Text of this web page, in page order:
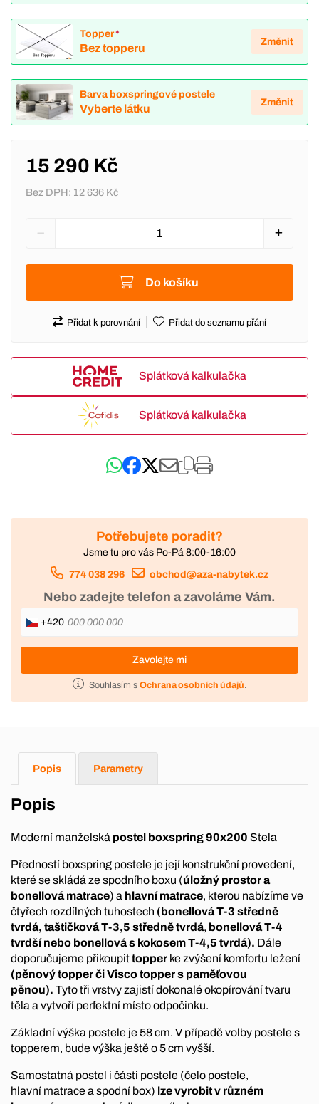
Topper*
Bez topperu
Změnit
Barva boxspringové postele
Vyberte látku
Změnit
15 290 Kč
Bez DPH: 12 636 Kč
Do košíku
Přidat k porovnání Přidat do seznamu přání
Splátková kalkulačka
Splátková kalkulačka
Potřebujete poradit?
Jsme tu pro vás Po-Pá 8:00-16:00
774 038 296 obchod@aza-nabytek.cz
Nebo zadejte telefon a zavoláme Vám.
+420
Zavolejte mi
Souhlasím s Ochrana osobních údajů.
Popis Parametry
Popis
Moderní manželská postel boxspring 90x200 Stela
Předností boxspring postele je její konstrukční provedení,
které se skládá ze spodního boxu (úložný prostor a
bonellová matrace) a hlavní matrace, kterou nabízíme ve
čtyřech rozdílných tuhostech (bonellová T-3 středně
tvrdá, taštičková T-3,5 středně tvrdá, bonellová T-4
tvrdší nebo bonellová s kokosem T-4,5 tvrdá). Dále
doporučujeme přikoupittopper ke zvýšení komfortu ležení
(pěnový topper či Visco topper s paměťovou
pěnou). Tyto tři vrstvy zajistí dokonalé okopírování tvaru
těla a vytvoří perfektní místo odpočinku.
Základní výška postele je 58 cm. V případě volby postele s
topperem, bude výška ještě o 5 cm vyšší.
Samostatná postel i části postele (čelo postele,
hlavní matrace a spodní box) lze vyrobit v různém